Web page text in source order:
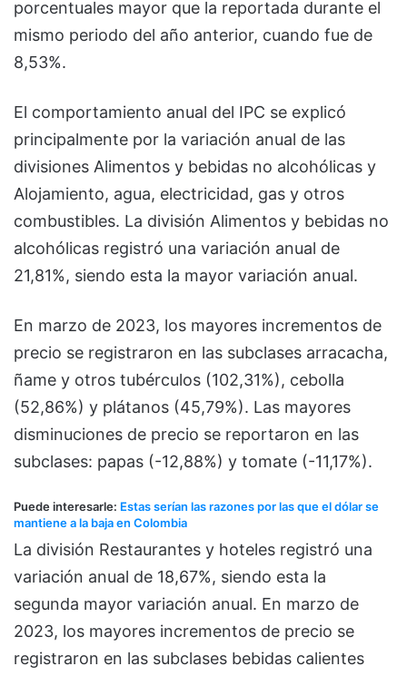
porcentuales mayor que la reportada durante el
mismo periodo del año anterior, cuando fue de
8,53%.
El comportamiento anual del IPC se explicó
principalmente por la variación anual de las
divisiones Alimentos y bebidas no alcohólicas y
Alojamiento, agua, electricidad, gas y otros
combustibles. La división Alimentos y bebidas no
alcohólicas registró una variación anual de
21,81%, siendo esta la mayor variación anual.
En marzo de 2023, los mayores incrementos de
precio se registraron en las subclases arracacha,
ñame y otros tubérculos (102,31%), cebolla
(52,86%) y plátanos (45,79%). Las mayores
disminuciones de precio se reportaron en las
subclases: papas (-12,88%) y tomate (-11,17%).
Puede interesarle: Estas serían las razones por las que el dólar se
mantiene a la baja en Colombia
La división Restaurantes y hoteles registró una
variación anual de 18,67%, siendo esta la
segunda mayor variación anual. En marzo de
2023, los mayores incrementos de precio se
registraron en las subclases bebidas calientes